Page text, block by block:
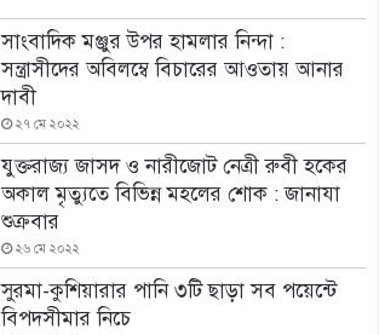
সাংবাদিক মঞ্জুর উপর হামলার নিন্দা :
সন্ত্রাসীদের অবিলম্বে বিচারের আওতায় আনার
দাবী
২৭ মে ২০২২
যুক্তরাজ্য জাসদ ও নারীজোট নেত্রী রুবী হকের
অকাল মৃত্যুতে বিভিন্ন মহলের শোক : জানাযা
শুক্রবার
২৬ মে ২০২২
সুরমা-কুশিয়ারার পানি ৩টি ছাড়া সব পয়েন্টে
বিপদসীমার নিচে